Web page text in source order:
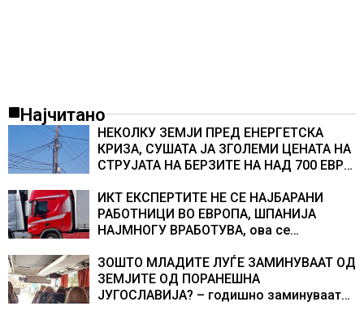
Најчитано
НЕКОЛКУ ЗЕМЈИ ПРЕД ЕНЕРГЕТСКА
КРИЗА, СУШАТА ЈА ЗГОЛЕМИ ЦЕНАТА НА
СТРУЈАТА НА БЕРЗИТЕ НА НАД 700 ЕВРА
ИКТ ЕКСПЕРТИТЕ НЕ СЕ НАЈБАРАНИ
РАБОТНИЦИ ВО ЕВРОПА, ШПАНИЈА
НАЈМНОГУ ВРАБОТУВА, oва се
година
ЗОШТО МЛАДИТЕ ЛУЃЕ ЗАМИНУВААТ ОД
ЗЕМЈИТЕ ОД ПОРАНЕШНА
ЈУГОСЛАВИЈА? – годишно заминуваат